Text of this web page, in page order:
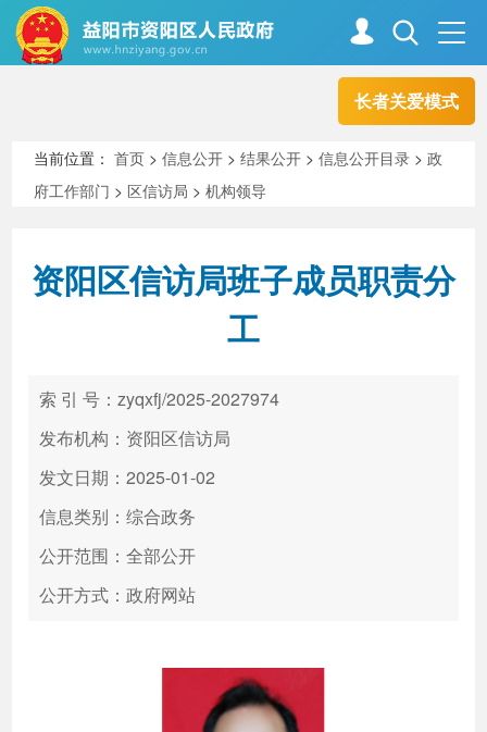
长者关爱模式
走进资阳
新闻中心 解读回应
政务服务
高效办成一件事
当前位置：首页 >信息公开 >结果公开 >信息公开目录 >政
府工作部门 > 区信访局 >机构领导
资阳区信访局班子成员职责分
工
索 引 号：zyqxfj/2025-2027974
发布机构：资阳区信访局
发文日期：2025-01-02
信息类别：综合政务
公开范围：全部公开
公开方式：政府网站